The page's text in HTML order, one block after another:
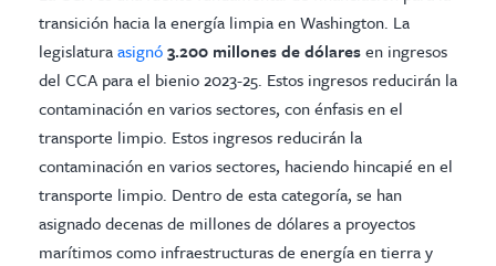
transición hacia la energía limpia en Washington. La
legislaturaasignó3.200 millones de dólaresen ingresos
del CCA para el bienio 2023-25. Estos ingresos reducirán la
contaminación en varios sectores, con énfasis en el
transporte limpio. Estos ingresos reducirán la
contaminación en varios sectores, haciendo hincapié en el
transporte limpio. Dentro de esta categoría, se han
asignado decenas de millones de dólares a proyectos
marítimos como infraestructuras de energía en tierra y